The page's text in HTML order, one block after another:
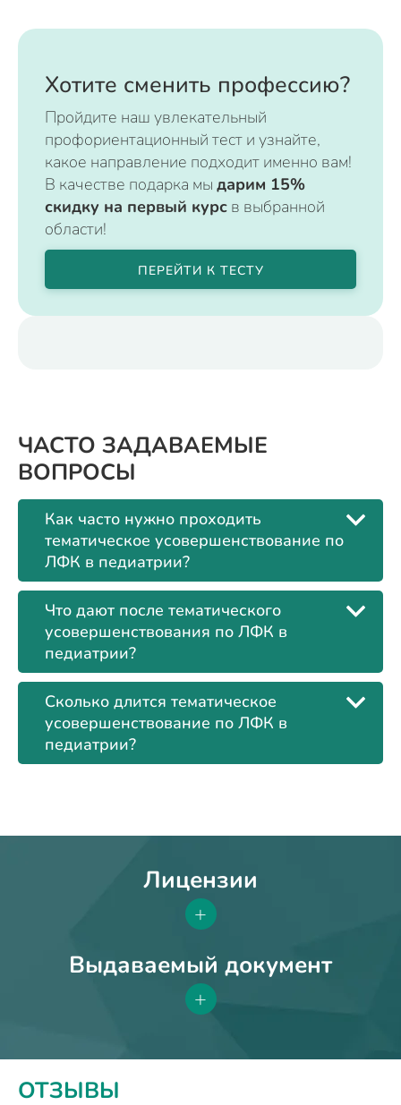
Хотите сменить профессию?
Пройдите наш увлекательный
профориентационный тест и узнайте,
какое направление подходит именно вам!
В качестве подарка мы дарим 15%
скидку на первый курс в выбранной
области!
ПЕРЕЙТИ К ТЕСТУ
ЧАСТО ЗАДАВАЕМЫЕ
ВОПРОСЫ
Как часто нужно проходить
тематическое усовершенствование по
ЛФК в педиатрии?
Что дают после тематического
усовершенствования по ЛФК в
педиатрии?
Сколько длится тематическое
усовершенствование по ЛФК в
педиатрии?
Лицензии
+
Выдаваемый документ
+
ОТЗЫВЫ